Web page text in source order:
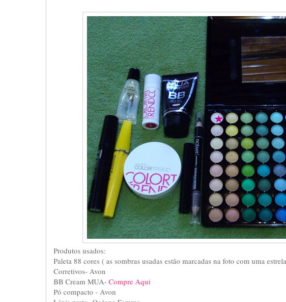
Produtos usados:
Paleta 88 cores ( as sombras usadas estão marcadas na foto com uma
Corretivos- Avon
BB Cream MUA- Compre Aqui
Pó compacto - Avon